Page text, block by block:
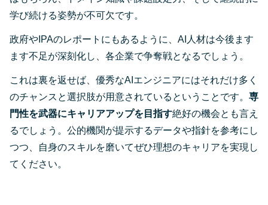
学び続ける姿勢が不可欠です。
政府やIPAのレポートにもあるように、AI人材は今後ます
ます不足が深刻化し、各企業で争奪戦となるでしょう​。
これは裏を返せば、優秀なAIエンジニアにはそれだけ多く
のチャンスと選択肢が用意されているということです。 専
門性を武器にキャリアアップを目指す絶好の機会とも言え
るでしょう。公的機関が提示するデータや指針を参考にし
つつ、自身のスキルを磨いてぜひ理想のキャリアを実現し
てください。